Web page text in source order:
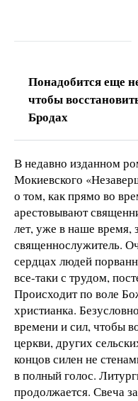
Понадобится еще
чтобы
Бродах
В недавно изданном
Мокиевского
о том, как прямо во
арестовывают
лет, уже в наше время,
священнослужитель.
сердцах людей
все-таки с трудом,
Происходит по воле
христианка.
времени и сил, чтобы
церкви, других
концов силен не
в полный голос.
продолжается. Свеча